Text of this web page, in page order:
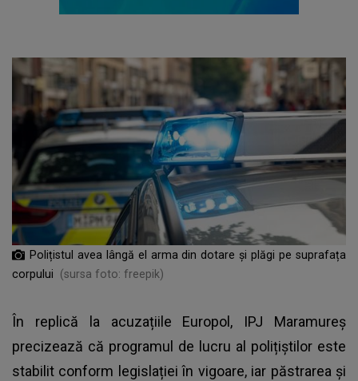
Polițistul avea lângă el arma din dotare și plăgi pe suprafața
corpului
(sursa foto: freepik)
În replică la acuzațiile Europol, IPJ Maramureș
precizează că programul de lucru al polițiștilor este
stabilit conform legislației în vigoare, iar păstrarea și